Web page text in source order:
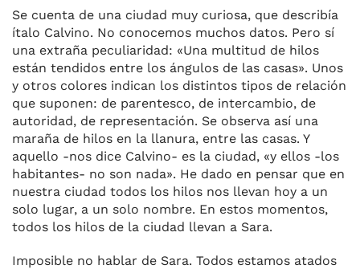
Se cuenta de una ciudad muy curiosa, que describía
ítalo Calvino. No conocemos muchos datos. Pero sí
una extraña peculiaridad: «Una multitud de hilos
están tendidos entre los ángulos de las casas». Unos
y otros colores indican los distintos tipos de relación
que suponen: de parentesco, de intercambio, de
autoridad, de representación. Se observa así una
maraña de hilos en la llanura, entre las casas. Y
aquello -nos dice Calvino- es la ciudad, «y ellos -los
habitantes- no son nada». He dado en pensar que en
nuestra ciudad todos los hilos nos llevan hoy a un
solo lugar, a un solo nombre. En estos momentos,
todos los hilos de la ciudad llevan a Sara.
Imposible no hablar de Sara. Todos estamos atados